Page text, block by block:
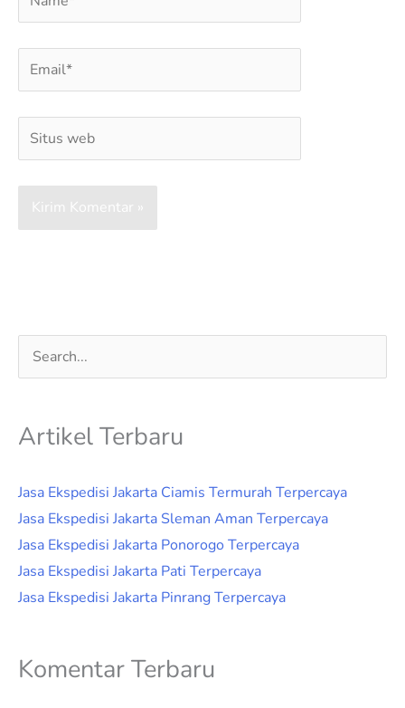
Email*
Situs
web
Cari
untuk:
Artikel Terbaru
Jasa Ekspedisi Jakarta Ciamis Termurah Terpercaya
Jasa Ekspedisi Jakarta Sleman Aman Terpercaya
Jasa Ekspedisi Jakarta Ponorogo Terpercaya
Jasa Ekspedisi Jakarta Pati Terpercaya
Jasa Ekspedisi Jakarta Pinrang Terpercaya
Komentar Terbaru